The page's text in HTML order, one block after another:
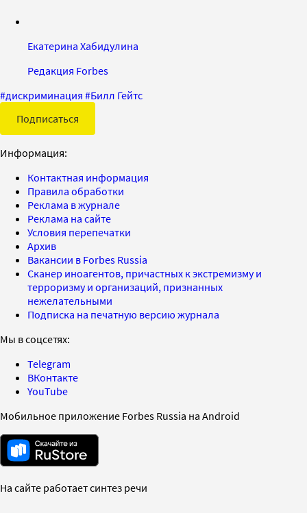
Екатерина Хабидулина
Редакция Forbes
#дискриминация #Билл Гейтс
Подписаться
Информация:
Контактная информация
Правила обработки
Реклама в журнале
Реклама на сайте
Условия перепечатки
Архив
Вакансии в Forbes Russia
Сканер иноагентов, причастных к экстремизму и
терроризму и организаций, признанных
нежелательными
Подписка на печатную версию журнала
Мы в соцсетях:
Telegram
ВКонтакте
YouTube
Мобильное приложение Forbes Russia на Android
На сайте работает синтез речи